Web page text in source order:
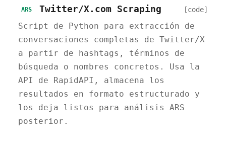
ARS Twitter/X.com Scraping [code]
Script de Python para extracción de
conversaciones completas de Twitter/X
a partir de hashtags, términos de
búsqueda o nombres concretos. Usa la
API de RapidAPI, almacena los
resultados en formato estructurado y
los deja listos para análisis ARS
posterior.